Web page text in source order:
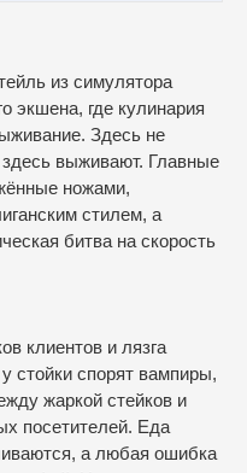
из симулятора
экшена, где кулинария
Здесь не
выживают. Главные
ножами,
стилем, а
битва на скорость
клиентов и лязга
стойки спорят вампиры,
жаркой стейков и
посетителей. Еда
а любая ошибка